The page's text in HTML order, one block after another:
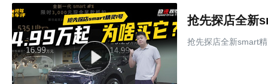
抢先探店全新
抢先探店全新smart